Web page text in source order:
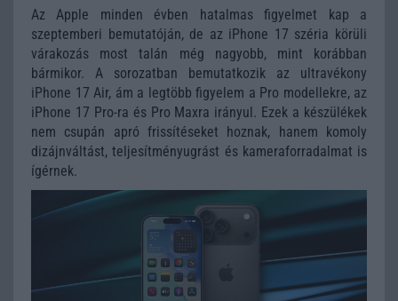
Az Apple minden évben hatalmas figyelmet kap a
szeptemberi bemutatóján, de az iPhone 17 széria körüli
várakozás most talán még nagyobb, mint korábban
bármikor. A sorozatban bemutatkozik az ultravékony
iPhone 17 Air, ám a legtöbb figyelem a Pro modellekre, az
iPhone 17 Pro-ra és Pro Maxra irányul. Ezek a készülékek
nem csupán apró frissítéseket hoznak, hanem komoly
dizájnváltást, teljesítményugrást és kameraforradalmat is
ígérnek.